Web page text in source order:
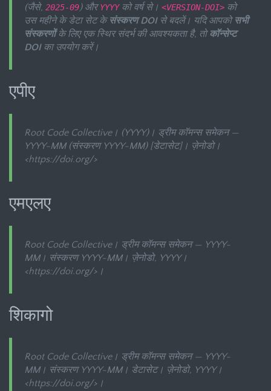
(जैसे, 2025-09) औरYYYYको वर्ष से। <VERSION-DOI> को
उस महीने के डेटा सेट केसंस्करण DOIसे बदलें। यदि आपको सभी
संस्करणोंके लिए एक स्थिर संदर्भ की आवश्यकता है, तो कॉन्सेप्ट
DOIका उपयोग करें।
एपीए
Root Code Collective। (YYYY)। ड्रीम कॉमन्स समेकन —
YYYY-MM(संस्करण YYYY-MM) [डेटासेट]। ज़ेनोडो।
<https://doi.org/>
एमएलए
Root Code Collective। ड्रीम कॉमन्स समेकन — YYYY-
MM। संस्करण YYYY-MM। ज़ेनोडो, YYYY।
<https://doi.org/>।
शिकागो
Root Code Collective। ड्रीम कॉमन्स समेकन — YYYY-
MM। संस्करण YYYY-MM। डेटासेट। ज़ेनोडो, YYYY।
<https://doi.org/>।